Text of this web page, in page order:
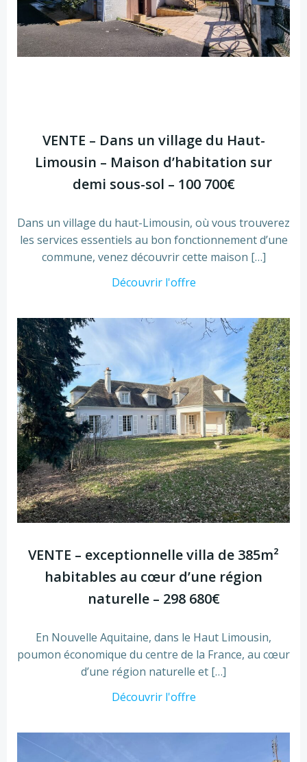
VENTE – Dans un village du Haut-
Limousin – Maison d’habitation sur
demi sous-sol – 100 700€
Dans un village du haut-Limousin, où vous trouverez
les services essentiels au bon fonctionnement d’une
commune, venez découvrir cette maison […]
Découvrir l'offre
VENTE – exceptionnelle villa de 385m²
habitables au cœur d’une région
naturelle – 298 680€
En Nouvelle Aquitaine, dans le Haut Limousin,
poumon économique du centre de la France, au cœur
d’une région naturelle et […]
Découvrir l'offre